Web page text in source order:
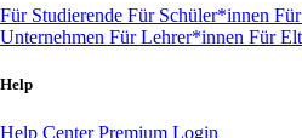
Für Studierende Für Schüler*innen
Unternehmen Für Lehrer*innen Für
Help
Help CenterPremium Login